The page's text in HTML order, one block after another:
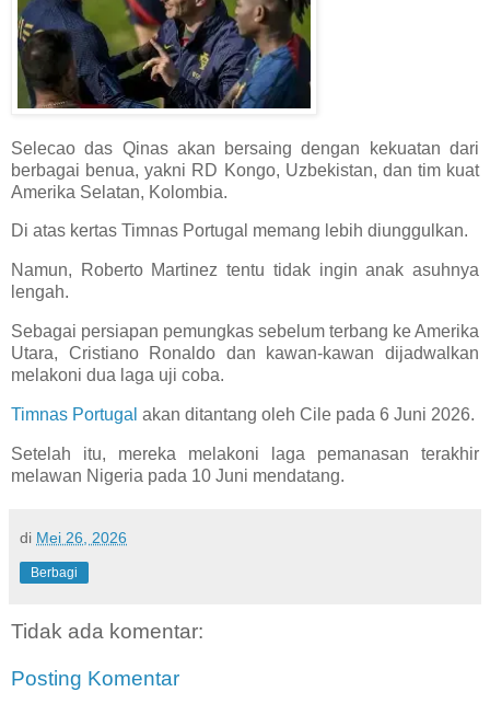
Selecao das Qinas akan bersaing dengan kekuatan dari
berbagai benua, yakni RD Kongo, Uzbekistan, dan tim kuat
Amerika Selatan, Kolombia.
Di atas kertas Timnas Portugal memang lebih diunggulkan.
Namun, Roberto Martinez tentu tidak ingin anak asuhnya
lengah.
Sebagai persiapan pemungkas sebelum terbang ke Amerika
Utara, Cristiano Ronaldo dan kawan-kawan dijadwalkan
melakoni dua laga uji coba.
Timnas Portugal akan ditantang oleh Cile pada 6 Juni 2026.
Setelah itu, mereka melakoni laga pemanasan terakhir
melawan Nigeria pada 10 Juni mendatang.
di Mei 26, 2026
Berbagi
Tidak ada komentar:
Posting Komentar